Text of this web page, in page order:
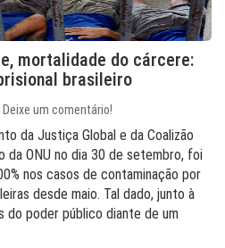
mortalidade do cárcere:
brasileiro
Deixe um comentário!
da Justiça Global e da Coalizão
da ONU no dia 30 de setembro, foi
nos casos de contaminação por
desde maio. Tal dado, junto à
do poder público diante de um